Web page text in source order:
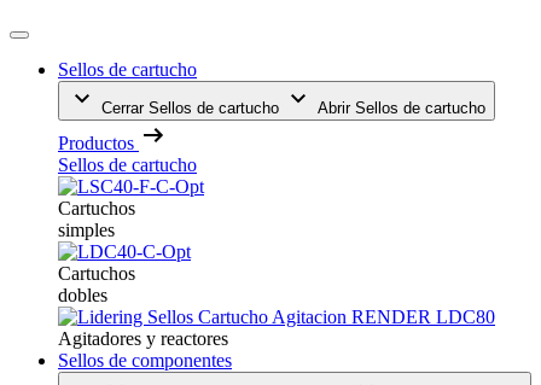
Sellos de cartucho
Cerrar Sellos de cartucho Abrir Sellos de cartucho
Productos
Sellos de cartucho
Cartuchos
simples
Cartuchos
dobles
Agitadores y reactores
Sellos de componentes